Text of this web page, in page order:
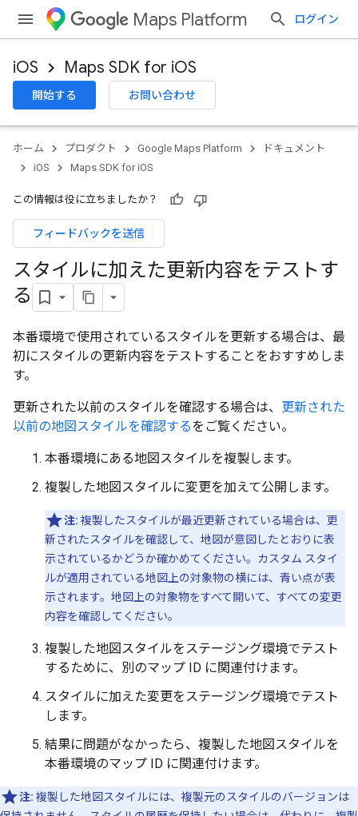
Maps Platform ログイン
iOS Maps SDK for iOS
開始する お問い合わせ
ホーム プロダクト Google Maps Platform
ドキュメント
iOS
Maps SDK for iOS
この情報は役に立ちましたか？
フィードバックを送信
スタイルに加えた更新内容をテストす
る
本番環境で使用されているスタイルを更新する場合は、最
初にスタイルの更新内容をテストすることをおすすめしま
す。
更新された以前のスタイルを確認する場合は、 更新された
以前の地図スタイルを確認するをご覧ください。
本番環境にある地図スタイルを複製します。
複製した地図スタイルに変更を加えて公開します。
注: 複製したスタイルが最近更新されている場合は、更
新されたスタイルを確認して、地図が意図したとおりに表
示されているかどうか確かめてください。カスタム スタイ
ルが適用されている地図上の対象物の横には、青い点が表
示されます。地図上の対象物をすべて開いて、すべての変更
内容を確認してください。
複製した地図スタイルをステージング環境でテスト
するために、別のマップ ID に関連付けます。
スタイルに加えた変更をステージング環境でテスト
します。
結果に問題がなかったら、複製した地図スタイルを
本番環境のマップ ID に関連付けます。
注: 複製した地図スタイルには、複製元のスタイルのバージョンは